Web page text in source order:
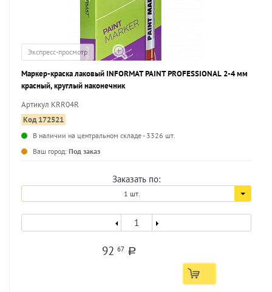
Экспресс-просмотр
Маркер-краска лаковый INFORMAT PAINT PROFESSIONAL 2-4 мм
красный, круглый наконечник
Артикул KRR04R
Код 172521
В наличии на центральном складе - 3326 шт.
Ваш город: Под заказ
Заказать по:
1 шт.
9267 a